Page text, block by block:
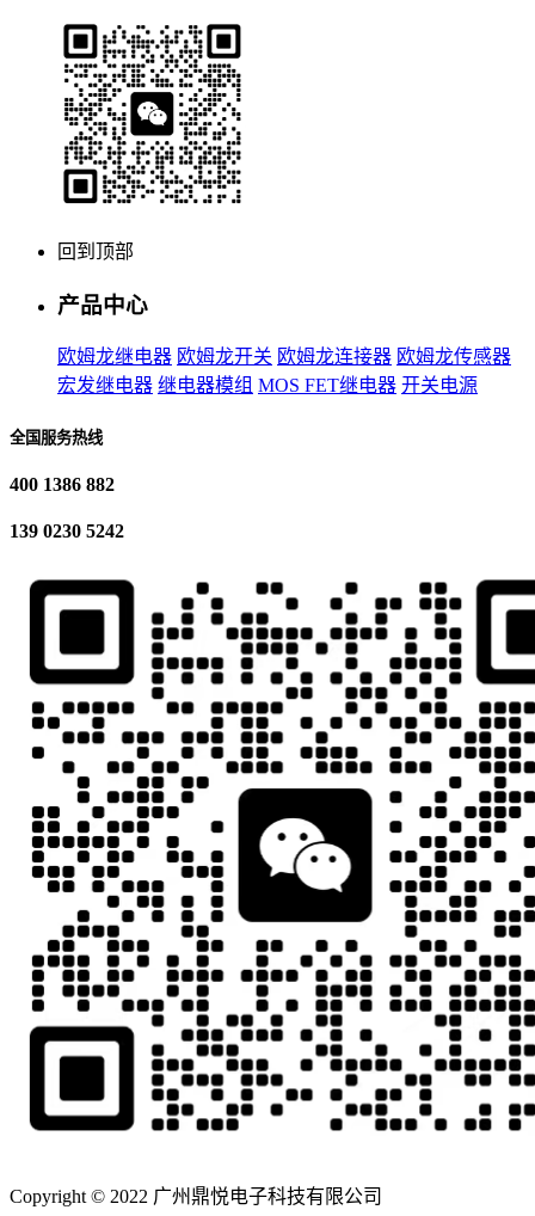
回到顶部
产品中心
欧姆龙继电器 欧姆龙开关 欧姆龙连接器 欧姆龙传感器
宏发继电器 继电器模组 MOS FET继电器 开关电源
全国服务热线
400 1386 882
139 0230 5242
Copyright © 2022 广州鼎悦电子科技有限公司